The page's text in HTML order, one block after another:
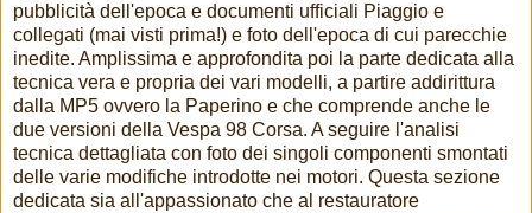
pubblicità dell'epoca e documenti ufficiali Piaggio e
collegati (mai visti prima!) e foto dell'epoca di cui parecchie
inedite. Amplissima e approfondita poi la parte dedicata alla
tecnica vera e propria dei vari modelli, a partire addirittura
dalla MP5 ovvero la Paperino e che comprende anche le
due versioni della Vespa 98 Corsa. A seguire l'analisi
tecnica dettagliata con foto dei singoli componenti smontati
delle varie modifiche introdotte nei motori. Questa sezione
dedicata sia all'appassionato che al restauratore